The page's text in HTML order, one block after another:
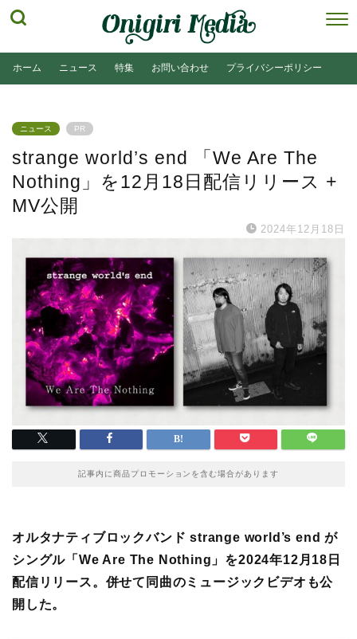
ホーム ニュース 特集 お問い合わせ プライバシーポリシー
ニュース PR
strange world’s end 「We Are The
Nothing」を12月18日配信リリース +
MV公開
2024年12月18日
記事内に商品プロモーションを含む場合があります
オルタナティブロックバンド strange world’s end が
シングル「We Are The Nothing」を2024年12月18日
配信リリース。併せて同曲のミュージックビデオも公
開した。